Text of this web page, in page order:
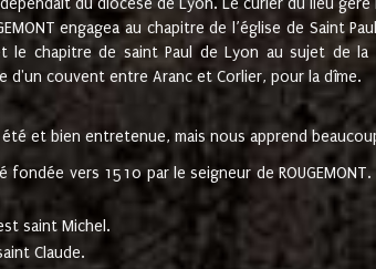
du diocèse de Lyon. Le curier du lieu
engagea au chapitre de l’église de Saint
le chapitre de saint Paul de Lyon au sujet de
d'un couvent entre Aranc et Corlier, pour la dîme.
et bien entretenue, mais nous apprend
vers 1510 par le seigneur de ROUGEMONT.
saint Michel.
Claude.